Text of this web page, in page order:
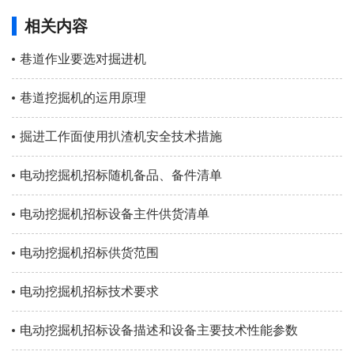
相关内容
巷道作业要选对掘进机
巷道挖掘机的运用原理
掘进工作面使用扒渣机安全技术措施
电动挖掘机招标随机备品、备件清单
电动挖掘机招标设备主件供货清单
电动挖掘机招标供货范围
电动挖掘机招标技术要求
电动挖掘机招标设备描述和设备主要技术性能参数